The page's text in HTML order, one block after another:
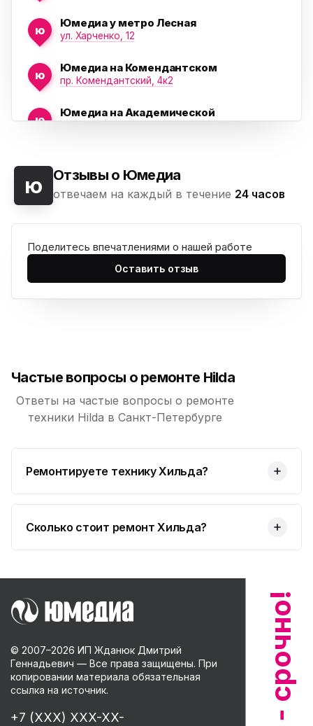
ю
Юмедиа у метро Лесная
ул. Харченко, 12
ю
Юмедиа на Комендантском
пр. Комендантский, 4к2
ю
Юмедиа на Академической
ю Морская набережная, 35
ю
Юмедиа на Наставников
ю
Юмедиа на Дыбенко
Юмедиа на Международной
Юмедиа в Купчино
ю
Юмедиа Сервис в Колпино
ю пр. Христиновский 28, Всеволожск
ю Отзывы о Юмедиа
отвечаем на каждый в течение 24 часов
Поделитесь впечатлениями о нашей работе
Оставить отзыв
Частые вопросы о ремонте Hilda
Ответы на частые вопросы о ремонте
техники Hilda в Санкт-Петербурге
Ремонтируете технику Хильда?
Сколько стоит ремонт Хильда?
© 2007–2026 ИП Жданюк Дмитрий
Геннадьевич — Все права защищены. При
копировании материала обязательная
ссылка на источник.
+7 (XXX) XXX-XX-